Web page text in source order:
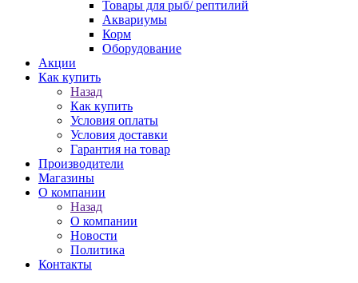
Товары для рыб/ рептилий
Аквариумы
Корм
Оборудование
Акции
Как купить
Назад
Как купить
Условия оплаты
Условия доставки
Гарантия на товар
Производители
Магазины
О компании
Назад
О компании
Новости
Политика
Контакты